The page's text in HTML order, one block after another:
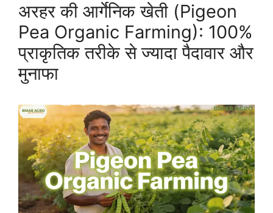
अरहर की आर्गेनिक खेती (Pigeon
Pea Organic Farming): 100%
प्राकृतिक तरीके से ज्यादा पैदावार और
मुनाफा